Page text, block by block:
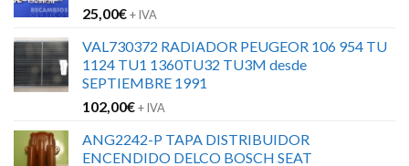
25,00€+ IVA
VAL730372 RADIADOR PEUGEOR 106 954 TU
1124 TU1 1360TU32 TU3M desde
SEPTIEMBRE 1991
102,00€+ IVA
ANG2242-P TAPA DISTRIBUIDOR
ENCENDIDO DELCO BOSCH SEAT